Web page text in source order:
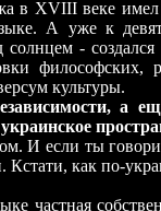
в XVIII веке имел
А уже к
солнцем -
философских,
культуры.
а
И если ты
как по-